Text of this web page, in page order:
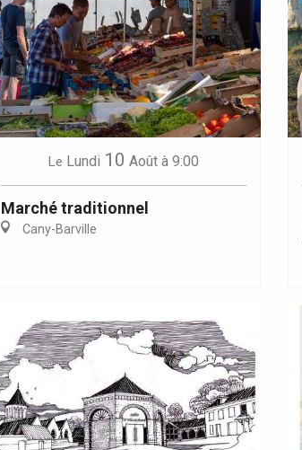
Le Lundi 10 Août à 9:00
Marché traditionnel
Cany-Barville